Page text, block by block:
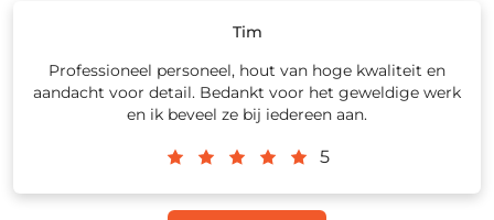
Tim
Professioneel personeel, hout van hoge kwaliteit en
aandacht voor detail. Bedankt voor het geweldige werk
en ik beveel ze bij iedereen aan.
5